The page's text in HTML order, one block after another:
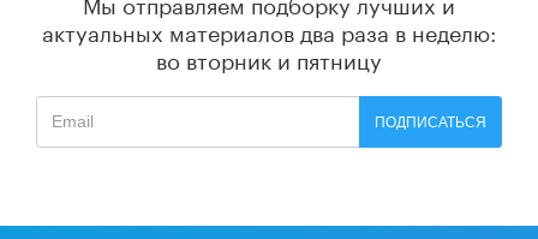
актуальных материалов два раза в неделю:
во вторник и пятницу
ПОДПИСАТЬСЯ